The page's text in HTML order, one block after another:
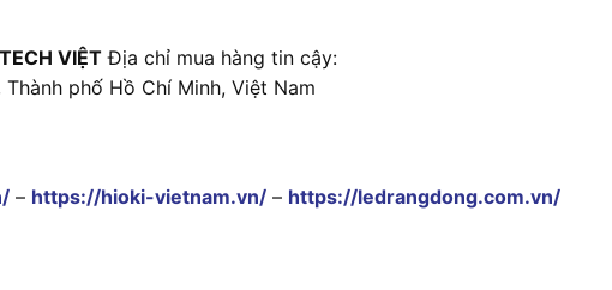
VIỆT Địa chỉ mua hàng tin cậy:
phố Hồ Chí Minh, Việt Nam
– https://hioki-vietnam.vn/ – https://ledrangdong.com.vn/